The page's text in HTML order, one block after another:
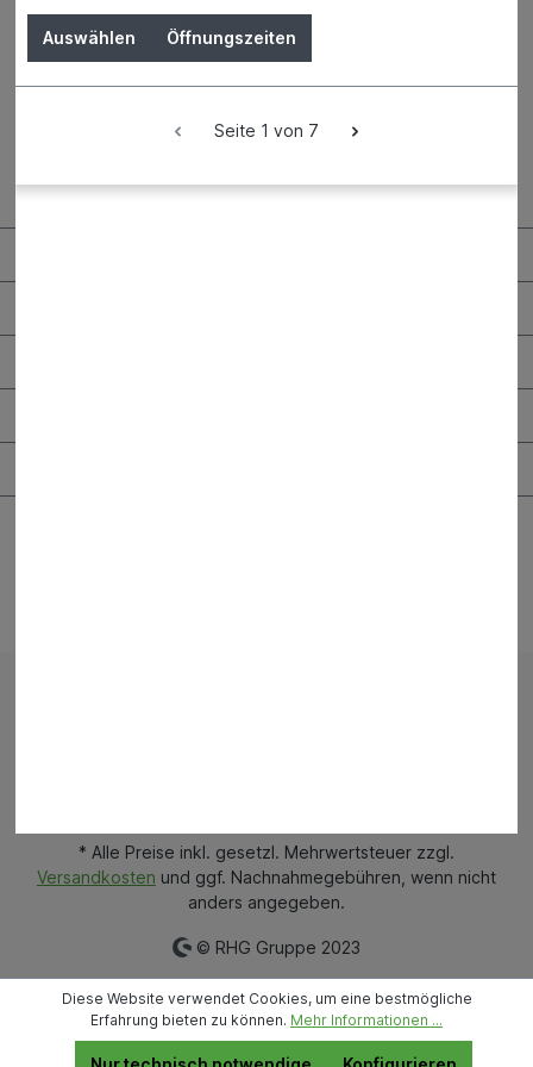
Kontaktdaten und Öffnungszeiten
* Alle Preise inkl. gesetzl. Mehrwertsteuer zzgl.
Versandkosten und ggf. Nachnahmegebühren, wenn nicht
anders angegeben.
© RHG Gruppe 2023
Diese Website verwendet Cookies, um eine bestmögliche
Erfahrung bieten zu können. Mehr Informationen ...
Auswählen Öffnungszeiten
Seite 1 von 7